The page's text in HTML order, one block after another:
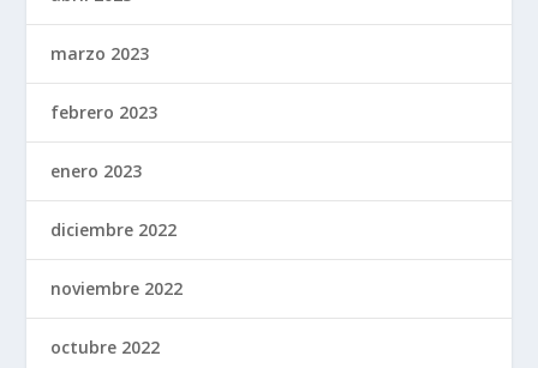
marzo 2023
febrero 2023
enero 2023
diciembre 2022
noviembre 2022
octubre 2022